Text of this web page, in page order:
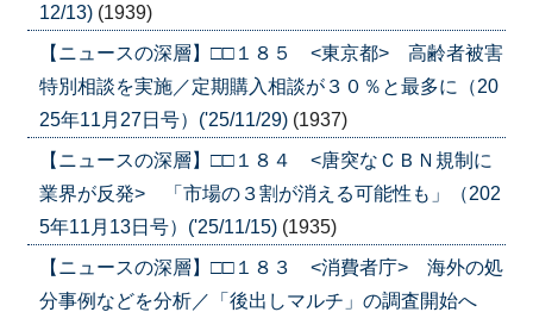
12/13) (1939)
【ニュースの深層】□□１８５ <東京都> 高齢者被害
特別相談を実施／定期購入相談が３０％と最多に（20
25年11月27日号）('25/11/29) (1937)
【ニュースの深層】□□１８４ <唐突なＣＢＮ規制に
業界が反発> 「市場の３割が消える可能性も」（202
5年11月13日号）('25/11/15) (1935)
【ニュースの深層】□□１８３ <消費者庁> 海外の処
分事例などを分析／「後出しマルチ」の調査開始へ